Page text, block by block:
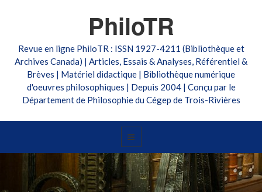
PhiloTR
Revue en ligne PhiloTR : ISSN 1927-4211 (Bibliothèque et
Archives Canada) | Articles, Essais & Analyses, Référentiel &
Brèves | Matériel didactique | Bibliothèque numérique
d'oeuvres philosophiques | Depuis 2004 | Conçu par le
Département de Philosophie du Cégep de Trois-Rivières